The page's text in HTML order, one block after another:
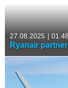
27.08.2025 | 01:48
Ryanair